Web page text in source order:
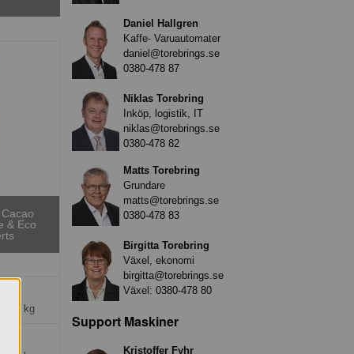
& Eco
1 kg
Daniel Hallgren
Kaffe- Varuautomater
daniel@torebrings.se
0380-478 87
Niklas Torebring
Inköp, logistik, IT
niklas@torebrings.se
0380-478 82
Matts Torebring
Grundare
matts@torebrings.se
0380-478 83
Birgitta Torebring
Växel, ekonomi
birgitta@torebrings.se
Växel: 0380-478 80
Support Maskiner
Kristoffer Fyhr